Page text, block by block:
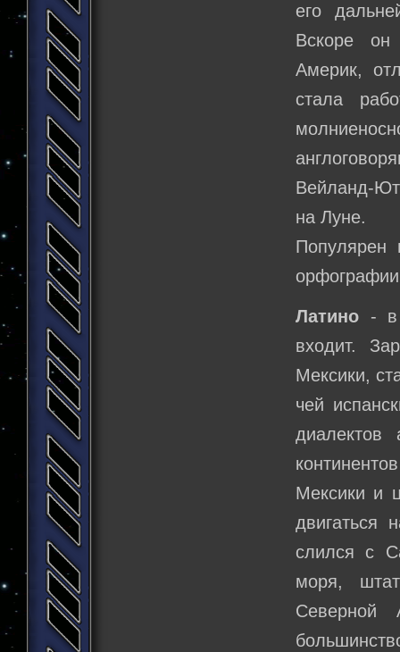
его
Вскоре
Америк,
стала
Вейланд-
на Луне.
Популярен
Латино - в
входит.
Мексики,
чей
диалектов
Мексики и
двигаться
слился с
моря,
Северной